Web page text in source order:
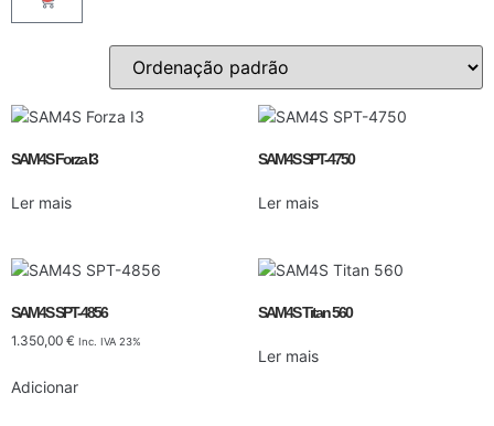
SAM4S Forza I3
Ler mais
SAM4S SPT-4750
Ler mais
SAM4S SPT-4856
1.350,00 € Inc. IVA 23%
Adicionar
SAM4S Titan 560
Ler mais